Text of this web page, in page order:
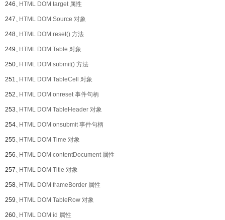
246、HTML DOM target 属性
247、HTML DOM Source 对象
248、HTML DOM reset() 方法
249、HTML DOM Table 对象
250、HTML DOM submit() 方法
251、HTML DOM TableCell 对象
252、HTML DOM onreset 事件句柄
253、HTML DOM TableHeader 对象
254、HTML DOM onsubmit 事件句柄
255、HTML DOM Time 对象
256、HTML DOM contentDocument 属性
257、HTML DOM Title 对象
258、HTML DOM frameBorder 属性
259、HTML DOM TableRow 对象
260、HTML DOM id 属性